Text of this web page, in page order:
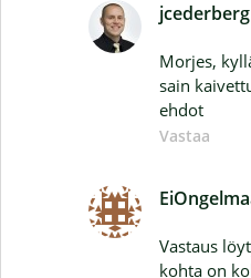
jcederberg
Morjes,
sain
ehdot
Vastaa
Vastaus
kohta on